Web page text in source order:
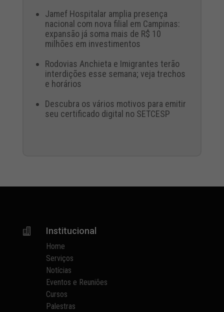
Jamef Hospitalar amplia presença
nacional com nova filial em Campinas:
expansão já soma mais de R$ 10
milhões em investimentos
Rodovias Anchieta e Imigrantes terão
interdições esse semana; veja trechos
e horários
Descubra os vários motivos para emitir
seu certificado digital no SETCESP
 Institucional
Home
Serviços
Notícias
Eventos e Reuniões
Cursos
Palestras